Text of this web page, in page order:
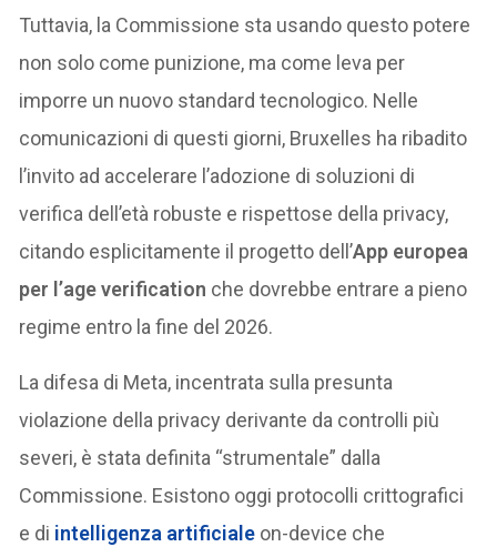
Tuttavia, la Commissione sta usando questo potere
non solo come punizione, ma come leva per
imporre un nuovo standard tecnologico. Nelle
comunicazioni di questi giorni, Bruxelles ha ribadito
l’invito ad accelerare l’adozione di soluzioni di
verifica dell’età robuste e rispettose della privacy,
citando esplicitamente il progetto dell’App europea
per l’age verification che dovrebbe entrare a pieno
regime entro la fine del 2026.
La difesa di Meta, incentrata sulla presunta
violazione della privacy derivante da controlli più
severi, è stata definita “strumentale” dalla
Commissione. Esistono oggi protocolli crittografici
e di intelligenza artificiale on-device che